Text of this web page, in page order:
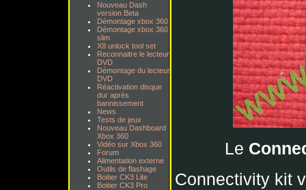
Nouveau Dash
version Beta
Démontage xbox 360
Démontage xbox 360
slim
X8 unlock tool set
Reconnaitre le lecteur
DVD
Démontage du lecteur
DVD
Réactivation disque
dur après
bannissement
News
Tests de jeux
Nouveau Dashboard
Xbox 360
Vidéo sur Xbox 360
Forum
Alimentation externe
Outils de flashage
Boitier CK3 Lite
Boitier CK3 Pro
Le
Connectivity kit